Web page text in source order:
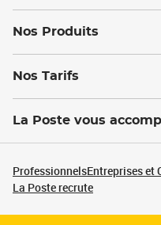
Nos Produits
Nos Tarifs
La Poste vous
ProfessionnelsEntreprises et
La Poste recrute